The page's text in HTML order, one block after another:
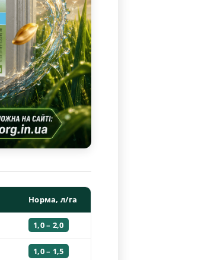
Норма, л/га
1,0 – 2,0
1,0 – 1,5